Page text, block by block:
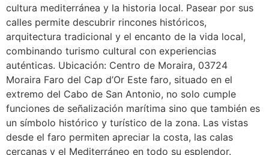
cultura mediterránea y la historia local. Pasear por sus
calles permite descubrir rincones históricos,
arquitectura tradicional y el encanto de la vida local,
combinando turismo cultural con experiencias
auténticas. Ubicación: Centro de Moraira, 03724
Moraira Faro del Cap d’Or Este faro, situado en el
extremo del Cabo de San Antonio, no solo cumple
funciones de señalización marítima sino que también es
un símbolo histórico y turístico de la zona. Las vistas
desde el faro permiten apreciar la costa, las calas
cercanas y el Mediterráneo en todo su esplendor.